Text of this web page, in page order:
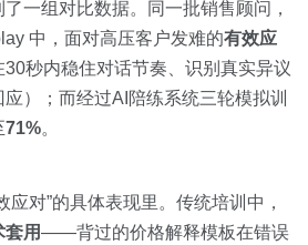
一组对比数据。同一批销售顾问，
中，面对高压客户发难的有效应
30秒内稳住对话节奏、识别真实异议
）；而经过AI陪练系统三轮模拟训
71%。
应对”的具体表现里。传统培训中，
套用——背过的价格解释模板在错误